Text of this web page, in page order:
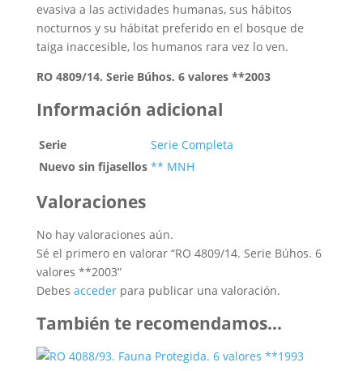
evasiva a las actividades humanas, sus hábitos
nocturnos y su hábitat preferido en el bosque de
taiga inaccesible, los humanos rara vez lo ven.
RO 4809/14. Serie Búhos. 6 valores **2003
Información adicional
Serie
Serie Completa
Nuevo sin fijasellos ** MNH
Valoraciones
No hay valoraciones aún.
Sé el primero en valorar “RO 4809/14. Serie Búhos. 6
valores **2003”
Debes accederpara publicar una valoración.
También te recomendamos…